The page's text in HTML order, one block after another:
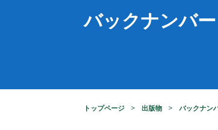
バックナンバー
トップページ 出版物 バックナン